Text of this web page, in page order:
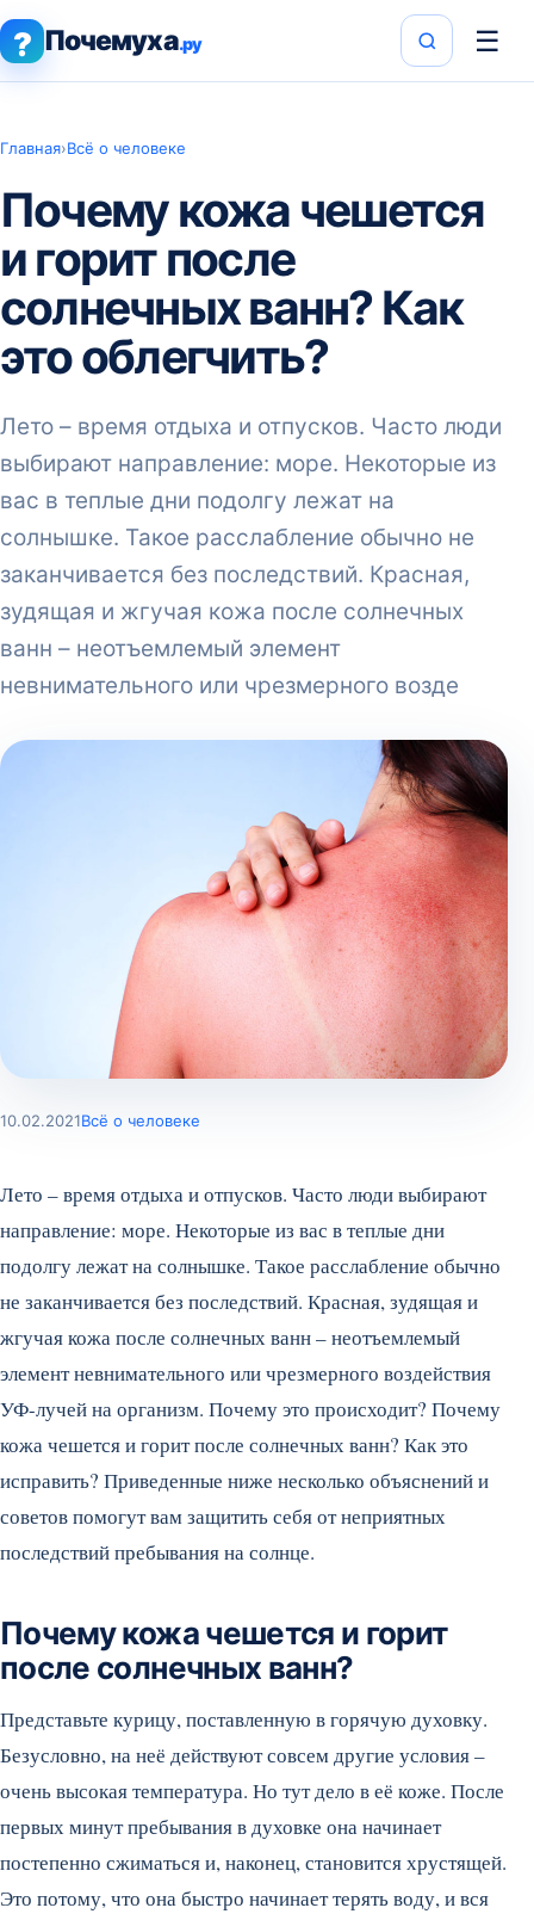
? Почемуха.ру ☰
Главная›Всё о человеке
Почему кожа чешется
и горит после
солнечных ванн? Как
это облегчить?
Лето – время отдыха и отпусков. Часто люди
выбирают направление: море. Некоторые из
вас в теплые дни подолгу лежат на
солнышке. Такое расслабление обычно не
заканчивается без последствий. Красная,
зудящая и жгучая кожа после солнечных
ванн – неотъемлемый элемент
невнимательного или чрезмерного возде
10.02.2021Всё о человеке
Лето – время отдыха и отпусков. Часто люди выбирают
направление: море. Некоторые из вас в теплые дни
подолгу лежат на солнышке. Такое расслабление обычно
не заканчивается без последствий. Красная, зудящая и
жгучая кожа после солнечных ванн – неотъемлемый
элемент невнимательного или чрезмерного воздействия
УФ-лучей на организм. Почему это происходит? Почему
кожа чешется и горит после солнечных ванн? Как это
исправить? Приведенные ниже несколько объяснений и
советов помогут вам защитить себя от неприятных
последствий пребывания на солнце.
Почему кожа чешется и горит
после солнечных ванн?
Представьте курицу, поставленную в горячую духовку.
Безусловно, на неё действуют совсем другие условия –
очень высокая температура. Но тут дело в её коже. После
первых минут пребывания в духовке она начинает
постепенно сжиматься и, наконец, становится хрустящей.
Это потому, что она быстро начинает терять воду, и вся